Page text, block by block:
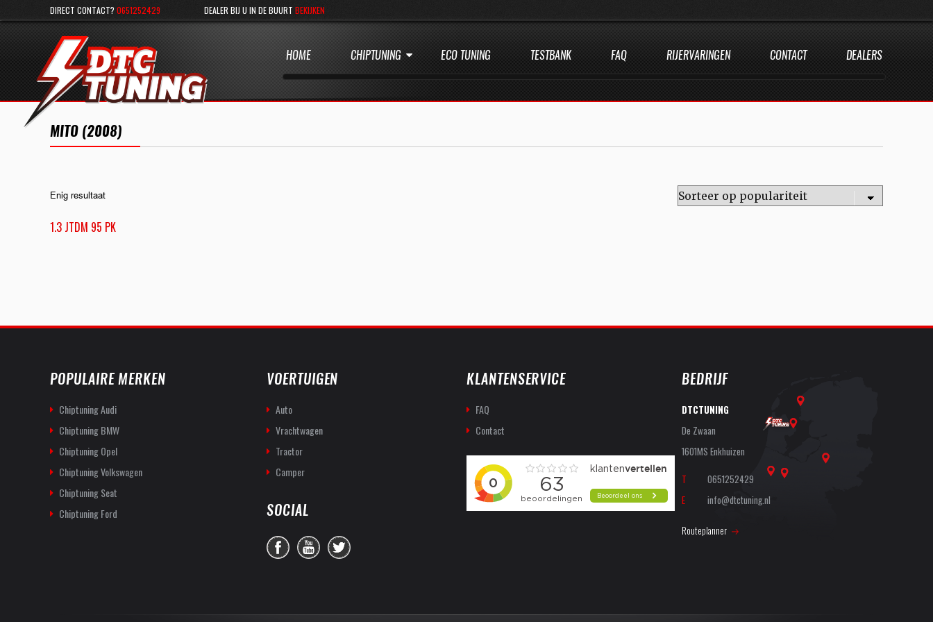
DIRECT CONTACT? 0651252429 DEALER BIJ U IN DE BUURT BEKIJKEN
HOME CHIPTUNING ECO TUNING TESTBANK FAQ RIJERVARINGEN CONTACT DEALERS
MITO (2008)
Enig resultaat
1.3 JTDM 95 PK
POPULAIRE MERKEN
Chiptuning Audi
Chiptuning BMW
Chiptuning Opel
Chiptuning Volkswagen
Chiptuning Seat
Chiptuning Ford
VOERTUIGEN
Auto
Vrachtwagen
Tractor
Camper
SOCIAL
KLANTENSERVICE
FAQ
Contact
BEDRIJF
DTCTUNING
De Zwaan
1601MS Enkhuizen
T
0651252429
E
info@dtctuning.nl
Routeplanner